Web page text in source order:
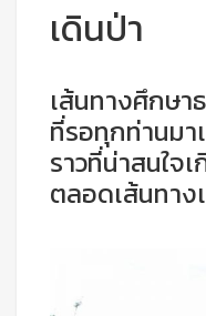
เดินป่า
เส้นทางศึกษา
ที่รอทุกท่านมา
ราวที่น่าสนใจ
ตลอดเส้นทาง